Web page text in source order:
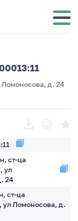
Ломоносова, д. 24
ст-ца
ул
24
ст-ца
ул Ломоносова, д.